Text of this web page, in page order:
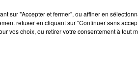
sur "Accepter et fermer", ou affiner en
refuser en cliquant sur "Continuer sans
vos choix, ou retirer votre consentement à tout